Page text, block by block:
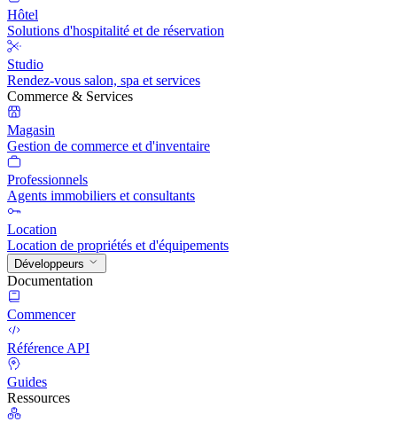
Hôtel
Solutions d'hospitalité et de réservation
Studio
Rendez-vous salon, spa et services
Commerce & Services
Magasin
Gestion de commerce et d'inventaire
Professionnels
Agents immobiliers et consultants
Location
Location de propriétés et d'équipements
Développeurs
Documentation
Commencer
Référence API
Guides
Ressources